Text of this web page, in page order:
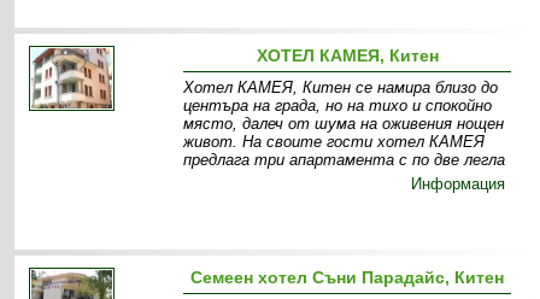
ХОТЕЛ КАМЕЯ, Китен
Хотел КАМЕЯ, Китен се намира близо до
центъра на града, но на тихо и спокойно
място, далеч от шума на оживения нощен
живот. На своите гости хотел КАМЕЯ
предлага три апартамента с по две легла
Информация
Семеен хотел Съни Парадайс, Китен